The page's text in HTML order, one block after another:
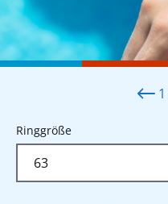
1
Ringgrößeauswählen